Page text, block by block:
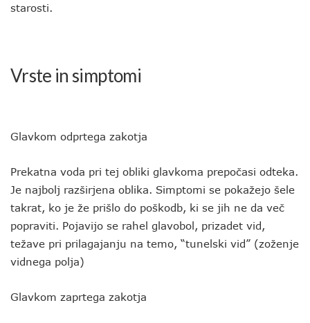
starosti.
Vrste in simptomi
Glavkom odprtega zakotja
Prekatna voda pri tej obliki glavkoma prepočasi odteka.
Je najbolj razširjena oblika. Simptomi se pokažejo šele
takrat, ko je že prišlo do poškodb, ki se jih ne da več
popraviti. Pojavijo se rahel glavobol, prizadet vid,
težave pri prilagajanju na temo, “tunelski vid” (zoženje
vidnega polja)
Glavkom zaprtega zakotja